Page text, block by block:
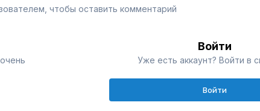
чтобы оставить комментарий
Войти
Уже есть аккаунт? Войти в
Войти